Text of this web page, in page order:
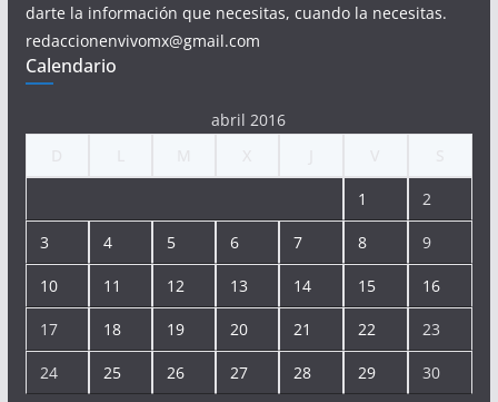
darte la información que necesitas, cuando la necesitas.
redaccionenvivomx@gmail.com
Calendario
abril 2016
1 2
3 4 5 6 7 8 9
10 11 12 13 14 15 16
17 18 19 20 21 22 23
24 25 26 27 28 29 30